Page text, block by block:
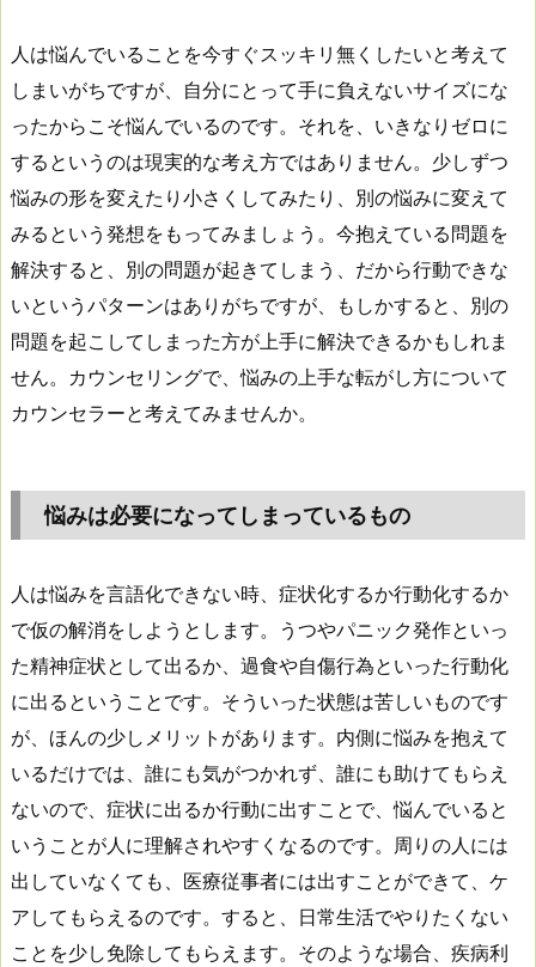
人は悩んでいることを今すぐスッキリ無くしたいと考えて
しまいがちですが、自分にとって手に負えないサイズにな
ったからこそ悩んでいるのです。それを、いきなりゼロに
するというのは現実的な考え方ではありません。少しずつ
悩みの形を変えたり小さくしてみたり、別の悩みに変えて
みるという発想をもってみましょう。今抱えている問題を
解決すると、別の問題が起きてしまう、だから行動できな
いというパターンはありがちですが、もしかすると、別の
問題を起こしてしまった方が上手に解決できるかもしれま
せん。カウンセリングで、悩みの上手な転がし方について
カウンセラーと考えてみませんか。
悩みは必要になってしまっているもの
人は悩みを言語化できない時、症状化するか行動化するか
で仮の解消をしようとします。うつやパニック発作といっ
た精神症状として出るか、過食や自傷行為といった行動化
に出るということです。そういった状態は苦しいものです
が、ほんの少しメリットがあります。内側に悩みを抱えて
いるだけでは、誰にも気がつかれず、誰にも助けてもらえ
ないので、症状に出るか行動に出すことで、悩んでいると
いうことが人に理解されやすくなるのです。周りの人には
出していなくても、医療従事者には出すことができて、ケ
アしてもらえるのです。すると、日常生活でやりたくない
ことを少し免除してもらえます。そのような場合、疾病利